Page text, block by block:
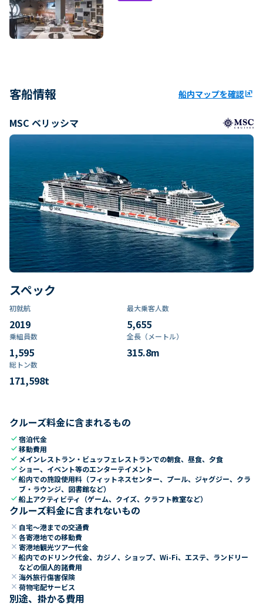
客船情報 船内マップを確認ungroup
MSC ベリッシマ
スペック
初就航
2019
最大乗客人数
5,655
乗組員数​
1,595
全長（メートル）
315.8m
総トン数​
171,598t
クルーズ料金に含まれるもの
check宿泊代金
check移動費用
check メインレストラン・ビュッフェレストランでの朝食、昼食、夕食
check ショー、イベント等のエンターテイメント
check船内での施設使用料（フィットネスセンター、プール、ジャグジー、クラ
ブ・ラウンジ、図書館など）
check船上アクティビティ（ゲーム、クイズ、クラフト教室など）
クルーズ料金に含まれないもの
close 自宅～港までの交通費
close 各寄港地での移動費
close 寄港地観光ツアー代金
close 船内でのドリンク代金、カジノ、ショップ、Wi-Fi、エステ、ランドリー
などの個人的諸費用
close 海外旅行傷害保険
close 荷物宅配サービス
別途、掛かる費用